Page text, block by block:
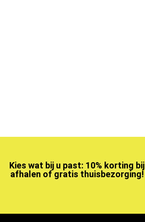
Kies wat bij u past: 10% korting bij
afhalen of gratis thuisbezorging!